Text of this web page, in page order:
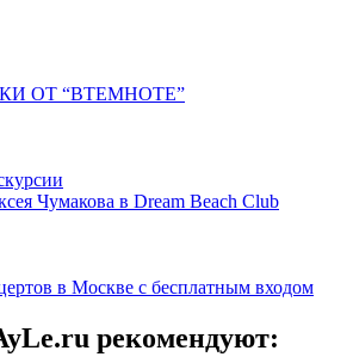
ОТ “ВТЕМНОТЕ”
Чумакова в Dream Beach Club
в Москве с бесплатным входом
рекомендуют: